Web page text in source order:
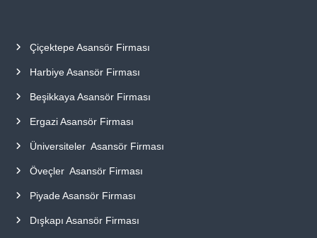
Çiçektepe Asansör Firması
Harbiye Asansör Firması
Beşikkaya Asansör Firması
Ergazi Asansör Firması
Üniversiteler Asansör Firması
Öveçler Asansör Firması
Piyade Asansör Firması
Dışkapı Asansör Firması